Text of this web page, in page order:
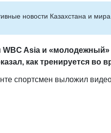
новости Казахстана и мира
WBC Asia и
как тренируется во
спортсмен выложил